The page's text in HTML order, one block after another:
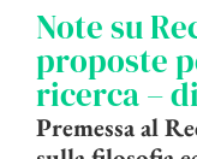
Note su
proposte
ricerca –
Premessa al